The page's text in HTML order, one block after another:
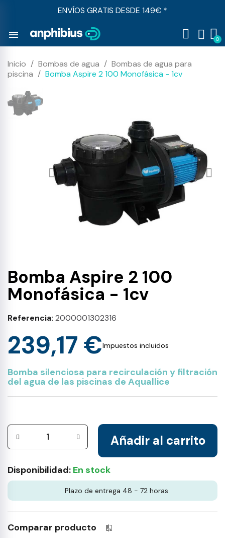
ENVÍOS GRATIS DESDE 149€ *
menu
Inicio Bombas de agua
Bombas de agua para
piscina
Bomba Aspire 2 100 Monofásica - 1cv
Bomba Aspire 2 100
Monofásica - 1cv
Referencia 2000001302316
239,17 €Impuestos incluidos
Bomba silenciosa para recirculación y filtración
del agua de las piscinas de Aquallice
Añadir al carrito
Disponibilidad: En stock
Plazo de entrega 48 - 72 horas
Comparar producto Productos incluidos en tu lista